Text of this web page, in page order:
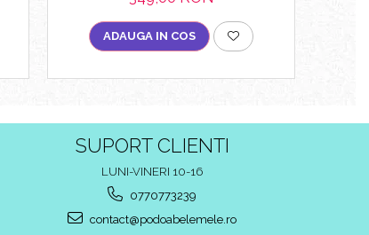
ADAUGA IN COS
SUPORT CLIENTI
LUNI-VINERI 10-16
0770773239
contact@podoabelemele.ro